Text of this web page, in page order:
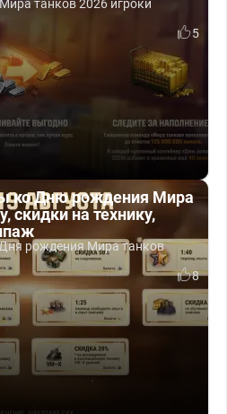
танков 2026 игроки
5
ко Дню рождения Мира
скидки на технику,
рождения Мира танков
8